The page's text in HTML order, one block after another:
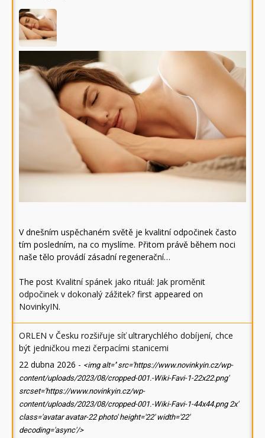
V dnešním uspěchaném světě je kvalitní odpočinek často
tím posledním, na co myslíme. Přitom právě během noci
naše tělo provádí zásadní regenerační…
The post Kvalitní spánek jako rituál: Jak proměnit
odpočinek v dokonalý zážitek? first appeared on
NovinkyIN.
ORLEN v Česku rozšiřuje síť ultrarychlého dobíjení, chce
být jedničkou mezi čerpacími stanicemi
22 dubna 2026 - <img alt='' src='https://www.novinkyin.cz/wp-
content/uploads/2023/08/cropped-001.-Wiki-Favi-1-22x22.png'
srcset='https://www.novinkyin.cz/wp-
content/uploads/2023/08/cropped-001.-Wiki-Favi-1-44x44.png 2x'
class='avatar avatar-22 photo' height='22' width='22'
decoding='async'/>